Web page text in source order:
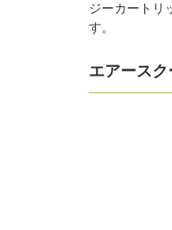
ジーカートリ
す。
エアース